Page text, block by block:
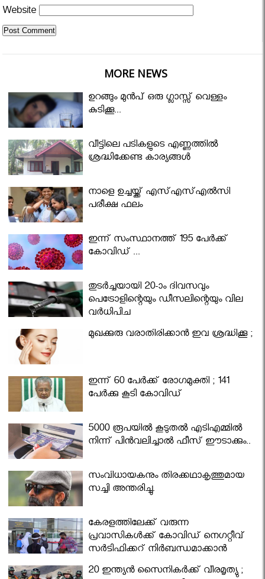
Website
MORE NEWS
ഉറങ്ങും മുന്‍പ് ഒരു ഗ്ലാസ്സ് വെള്ളം
കുടിക്കൂ...
വീട്ടിലെ പടികളുടെ എണ്ണത്തിൽ
ശ്രദ്ധിക്കേണ്ട കാര്യങ്ങൾ
നാളെ ഉച്ചയ്ക്ക് എസ്എസ്എല്‍സി
പരീക്ഷ ഫലം
ഇന്ന് സംസ്ഥാനത്ത് 195 പേര്‍ക്ക്
കോവിഡ് ...
തുടർച്ചയായി 20-ാം ദിവസവും
പെട്രോളിന്റെയും ഡീസലിന്റെയും വില
വര്‍ധിപ്പിച്ചു
മുഖക്കുരു വരാതിരിക്കാന്‍ ഇവ ശ്രദ്ധിക്കൂ ;
ഇന്ന് 60 പേർക്ക് രോഗമുക്തി ; 141
പേര്‍ക്കു കൂടി കോവിഡ്
5000 രൂപയിൽ കൂടുതൽ എടിഎമ്മിൽ
നിന്ന് പിൻവലിച്ചാൽ ഫീസ് ഈടാക്കും..
സംവിധായകനും തിരക്കഥാകൃത്തുമായ
സച്ചി അന്തരിച്ചു.
കേരളത്തിലേക്ക് വരുന്ന
പ്രവാസികള്‍ക്ക് കോവിഡ് നെഗറ്റീവ്
സര്‍ട്ടിഫിക്കറ്റ് നിർബന്ധമാക്കാൻ
മന്ത്രിസഭ
20 ഇന്ത്യൻ സൈനികർക്ക് വീരമൃത്യു ;